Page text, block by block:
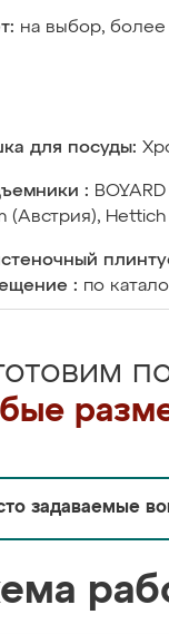
на выбор,
для посуды:
:
(Австрия),
: по
задаваемые